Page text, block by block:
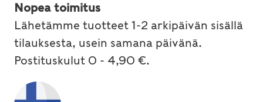
Nopea toimitus
Lähetämme tuotteet 1-2 arkipäivän sisällä
tilauksesta, usein samana päivänä.
Postituskulut 0 - 4,90 €.